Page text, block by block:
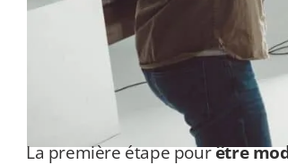
La première étape pourêtre